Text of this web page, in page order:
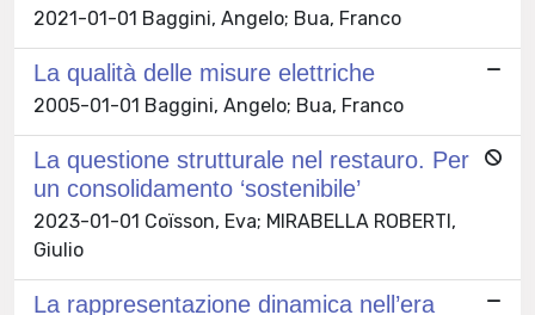
2021-01-01 Baggini, Angelo; Bua, Franco
La qualità delle misure elettriche
2005-01-01 Baggini, Angelo; Bua, Franco
La questione strutturale nel restauro. Per
un consolidamento ‘sostenibile’
2023-01-01 Coïsson, Eva; MIRABELLA ROBERTI,
Giulio
La rappresentazione dinamica nell’era